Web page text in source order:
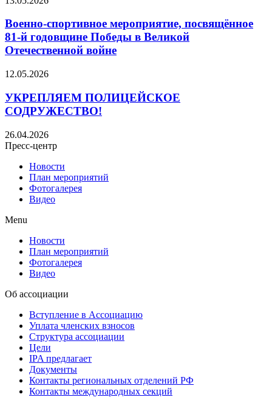
Военно‑спортивное мероприятие, посвящённое
81‑й годовщине Победы в Великой
Отечественной войне
12.05.2026
УКРЕПЛЯЕМ ПОЛИЦЕЙСКОЕ
СОДРУЖЕСТВО!
26.04.2026
Пресс-центр
Новости
План мероприятий
Фотогалерея
Видео
Menu
Новости
План мероприятий
Фотогалерея
Видео
Об ассоциации
Вступление в Ассоциацию
Уплата членских взносов
Структура ассоциации
Цели
IPA предлагает
Документы
Контакты региональных отделений РФ
Контакты международных секций